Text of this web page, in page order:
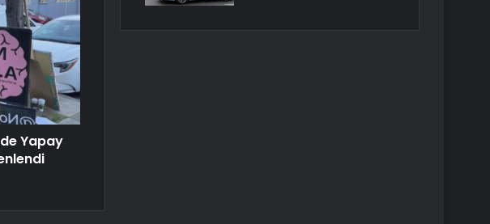
Yapay